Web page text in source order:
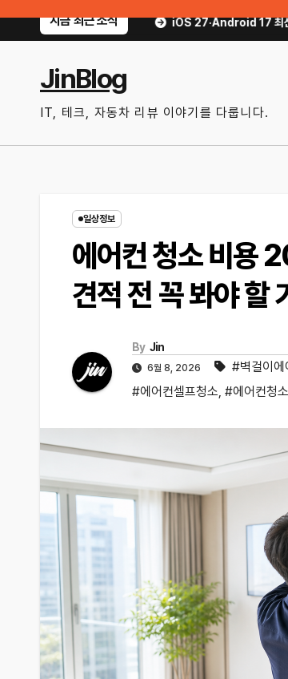
지금 최근 소식
iOS 27·Android 17 최신 기능 숨은 팁｜매일 써
JinBlog
IT, 테크, 자동차 리뷰 이야기를 다룹니다.
일상정보
에어컨 청소 비용
견적 전 꼭 봐야 할
By Jin
6월 8, 2026 #벽걸이에
#에어컨셀프청소, #에어컨청